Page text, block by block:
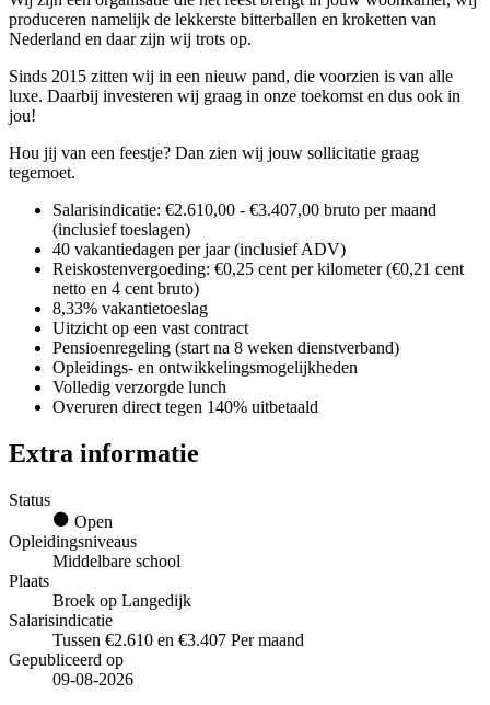
produceren namelijk de lekkerste bitterballen en kroketten van
Nederland en daar zijn wij trots op.
Sinds 2015 zitten wij in een nieuw pand, die voorzien is van alle
luxe. Daarbij investeren wij graag in onze toekomst en dus ook in
jou!
Hou jij van een feestje? Dan zien wij jouw sollicitatie graag
tegemoet.
Salarisindicatie: €2.610,00 - €3.407,00 bruto per maand
(inclusief toeslagen)
40 vakantiedagen per jaar (inclusief ADV)
Reiskostenvergoeding: €0,25 cent per kilometer (€0,21 cent
netto en 4 cent bruto)
8,33% vakantietoeslag
Uitzicht op een vast contract
Pensioenregeling (start na 8 weken dienstverband)
Opleidings- en ontwikkelingsmogelijkheden
Volledig verzorgde lunch
Overuren direct tegen 140% uitbetaald
Extra informatie
Status
Open
Opleidingsniveaus
Middelbare school
Plaats
Broek op Langedijk
Salarisindicatie
Tussen €2.610 en €3.407 Per maand
Gepubliceerd op
09-08-2026